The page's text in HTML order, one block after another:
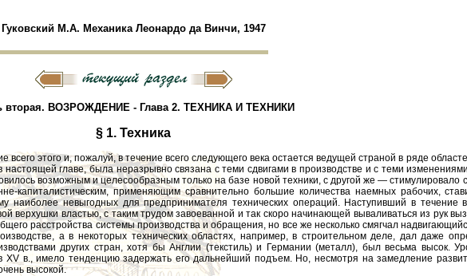
Гуковский М.А. Механика Леонардо да Винчи, 1947
вторая. ВОЗРОЖДЕНИЕ - Глава 2. ТЕХНИКА И ТЕХНИКИ
§ 1. Техника
этого и, пожалуй, в течение всего следующего века остается ведущей страной в ряде
главе, была неразрывно связана с теми сдвигами в производстве и с теми
возможным и целесообразным только на базе новой техники, с другой же —
капиталистическим, применяющим сравнительно большие количества наемных рабочих,
наиболее невыгодных для предпринимателя технических операций. Наступивший в течение
верхушки властью, с таким трудом завоеванной и так скоро начинающей вываливаться из рук
расстройства системы производства и обращения, но все же несколько смягчал
а в некоторых технических областях, например, в строительном деле, дал даже
других стран, хотя бы Англии (текстиль) и Германии (металл), был весьма высок.
в., имело тенденцию задержать его дальнейший подъем. Но, несмотря на замедление
высокой.